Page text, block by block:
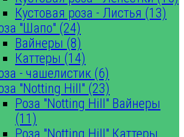
Кустовая роза - Листья (13)
"Шапо" (24)
Вайнеры (8)
Каттеры (14)
- чашелистик (6)
"Notting Hill" (23)
Роза "Notting Hill" Вайнеры
(11)
Роза "Notting Hill" Каттеры